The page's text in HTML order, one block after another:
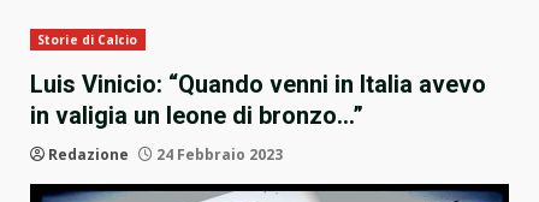
Storie di Calcio
Luis Vinicio: “Quando venni in Italia avevo
in valigia un leone di bronzo…”
Redazione 24 Febbraio 2023